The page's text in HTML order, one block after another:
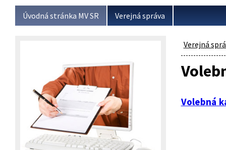
Úvodná stránka MV SR Verejná správa
Verejná
Volebná